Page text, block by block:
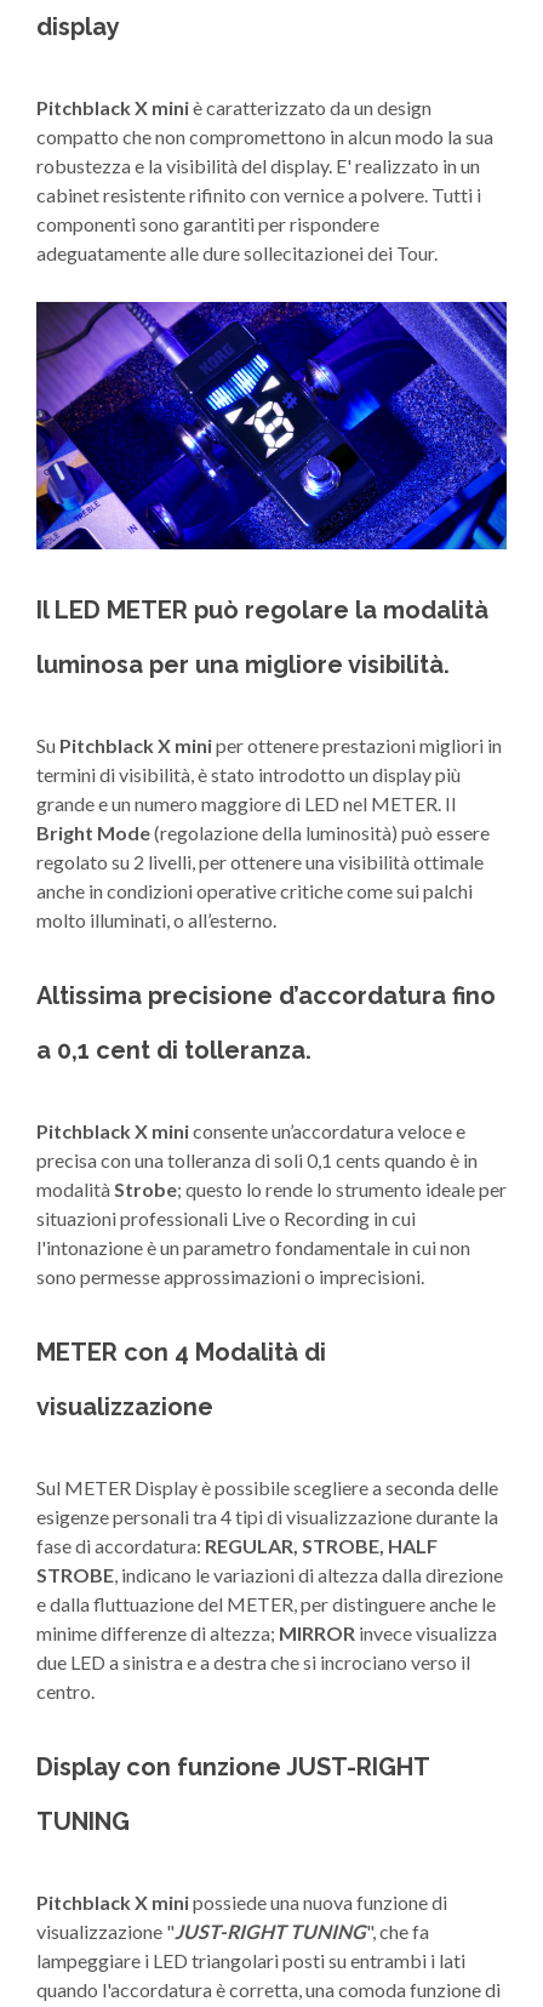
display
Pitchblack X miniè caratterizzato da un design
compatto che non compromettono in alcun modo la sua
robustezza e la visibilità del display. E' realizzato in un
cabinet resistente rifinito con vernice a polvere. Tutti i
componenti sono garantiti per rispondere
adeguatamente alle dure sollecitazionei dei Tour.
Il LED METER può regolare la modalità
luminosa per una migliore visibilità.
Su Pitchblack X miniper ottenere prestazioni migliori in
termini di visibilità, è stato introdotto un display più
grande e un numero maggiore di LED nel METER. Il
Bright Mode(regolazione della luminosità) può essere
regolato su 2 livelli, per ottenere una visibilità ottimale
anche in condizioni operative critiche come sui palchi
molto illuminati, o all’esterno.
Altissima precisione d’accordatura fino
a 0,1 cent di tolleranza.
Pitchblack X miniconsente un’accordatura veloce e
precisa con una tolleranza di soli 0,1 cents quando è in
modalità Strobe; questo lo rende lo strumento ideale per
situazioni professionali Live o Recording in cui
l'intonazione è un parametro fondamentale in cui non
sono permesse approssimazioni o imprecisioni.
METER con 4 Modalità di
visualizzazione
Sul METER Display è possibile scegliere a seconda delle
esigenze personali tra 4 tipi di visualizzazione durante la
fase di accordatura: REGULAR, STROBE, HALF
STROBE , indicano le variazioni di altezza dalla direzione
e dalla fluttuazione del METER, per distinguere anche le
minime differenze di altezza; MIRROR invece visualizza
due LED a sinistra e a destra che si incrociano verso il
centro.
Display con funzione JUST-RIGHT
TUNING
Pitchblack X minipossiede una nuova funzione di
visualizzazione " JUST-RIGHT TUNING", che fa
lampeggiare i LED triangolari posti su entrambi i lati
quando l'accordatura è corretta, una comoda funzione di